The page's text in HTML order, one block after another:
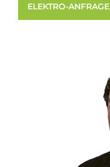
ELEKTRO-ANFRAGE